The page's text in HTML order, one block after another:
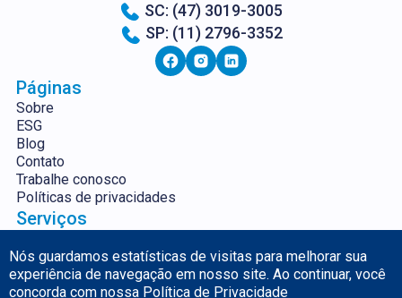
SC: (47) 3019-3005
SP: (11) 2796-3352
Páginas
Sobre
ESG
Blog
Contato
Trabalhe conosco
Políticas de privacidades
Serviços
Aluguel e Venda de
Equipamentos
Gestão de TI
Informação
Backup em Nuvem
Monitoramento Plus
Nós guardamos estatísticas de visitas para melhorar sua
experiência de navegação em nosso site. Ao continuar, você
concorda com nossa Política de Privacidade